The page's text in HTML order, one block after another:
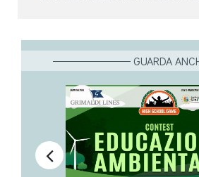
GUARDA
